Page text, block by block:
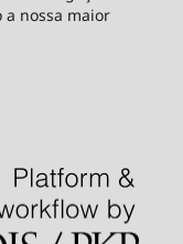
nossa maior